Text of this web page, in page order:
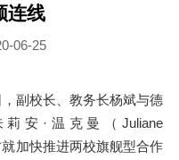
连线
06-25
副校长、教务长杨斌与德
安·温克曼（Juliane
加快推进两校旗舰型合作